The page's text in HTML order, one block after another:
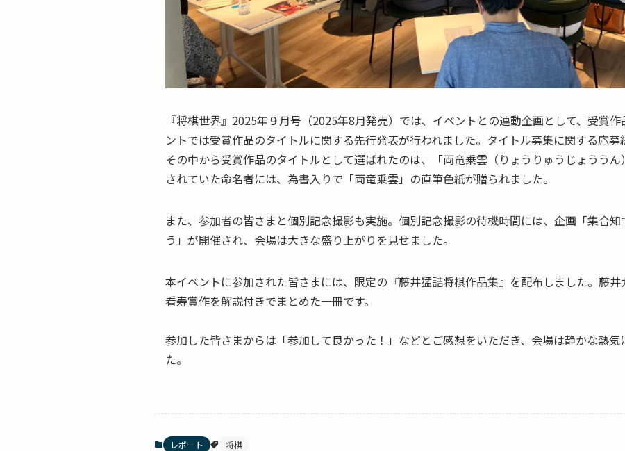
『将棋世界』2025年９月号（2025年8月発売）では、イベントとの連動企画として、受賞
ントでは受賞作品のタイトルに関する先行発表が行われました。タイトル募集に関する応募
その中から受賞作品のタイトルとして選ばれたのは、「両竜乗雲（りょうりゅうじょうう
されていた命名者には、為書入りで「両竜乗雲」の直筆色紙が贈られました。
また、参加者の皆さまと個別記念撮影も実施。個別記念撮影の待機時間には、企画「集合
う」が開催され、会場は大きな盛り上がりを見せました。
本イベントに参加された皆さまには、限定の『藤井猛詰将棋作品集』を配布しました。藤
看寿賞作を解説付きでまとめた一冊です。
参加した皆さまからは「参加して良かった！」などとご感想をいただき、会場は静かな熱
た。
レポート 将棋